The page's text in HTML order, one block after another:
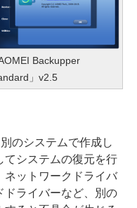
AOMEI Backupper
」v2.5
のシステムで作成し
てシステムの復元を行
ネットワークドライバ
ドライバーなど、別の